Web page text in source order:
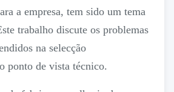
a empresa, tem sido um tema
trabalho discute os problemas
na selecção
ponto de vista técnico.